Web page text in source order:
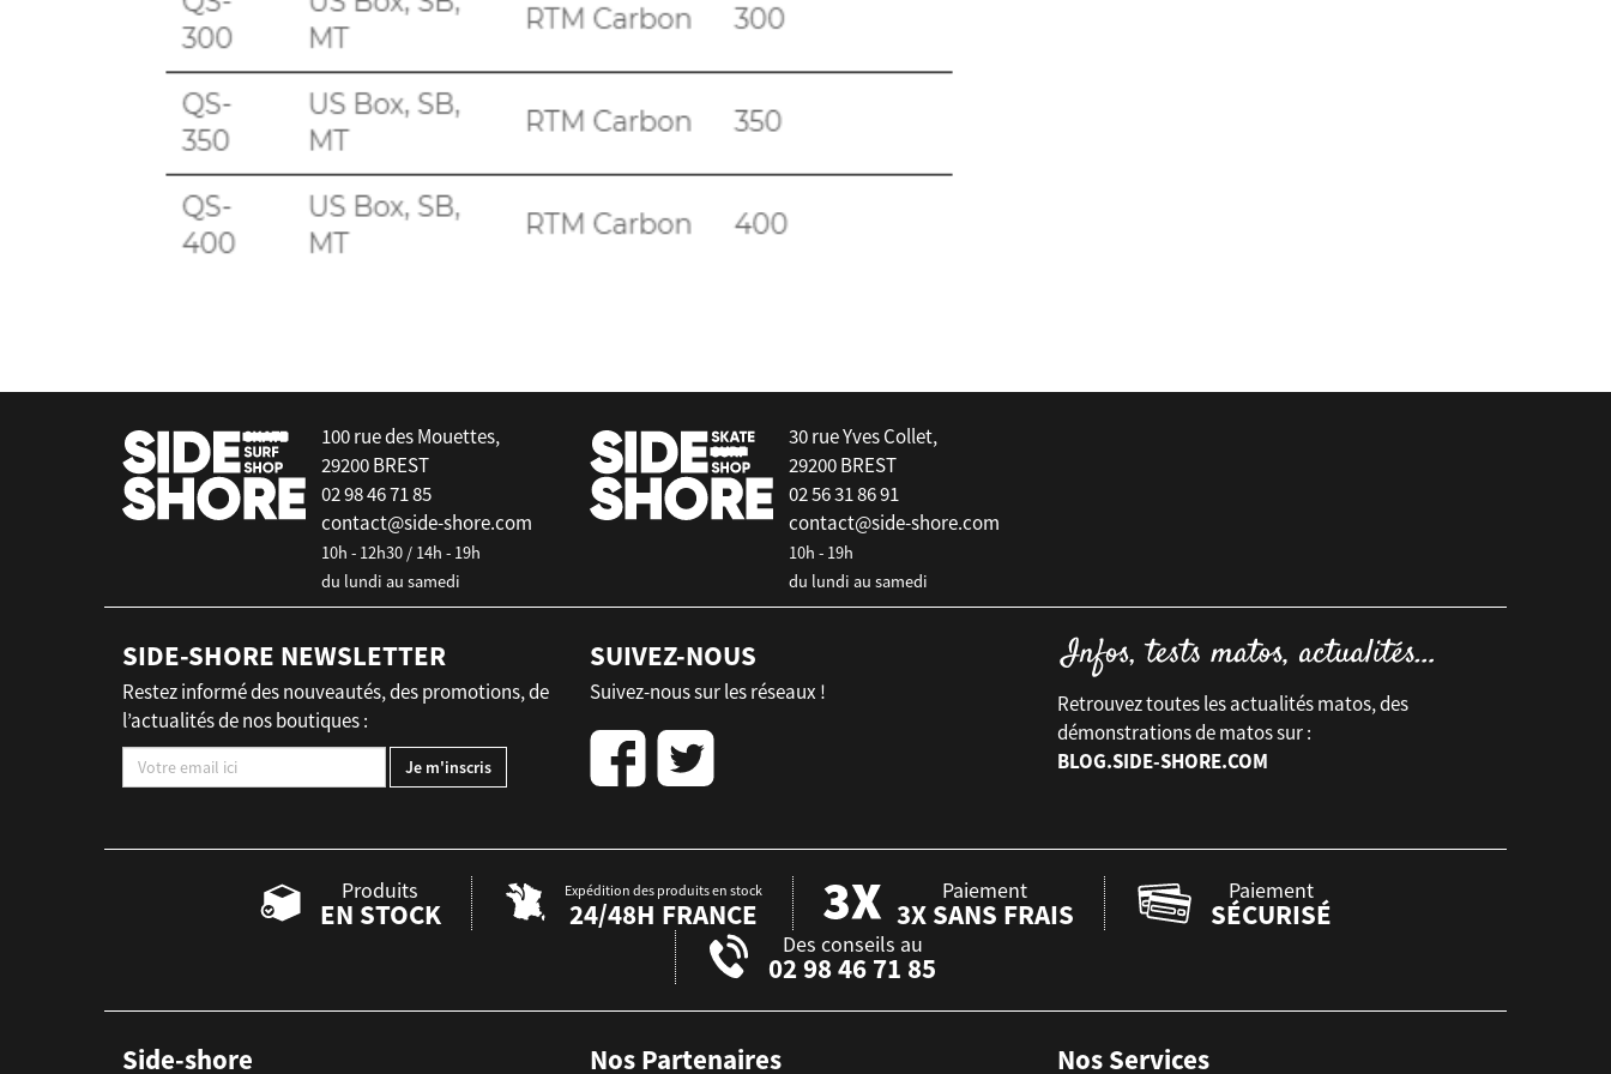
100 rue des Mouettes,
29200 BREST
02 98 46 71 85
contact@side-shore.com
10h - 12h30 / 14h - 19h
du lundi au samedi
30 rue Yves Collet,
29200 BREST
02 56 31 86 91
contact@side-shore.com
10h - 19h
du lundi au samedi
SIDE-SHORE NEWSLETTER
Restez informé des nouveautés, des promotions, de
l’actualités de nos boutiques :
SUIVEZ-NOUS
Suivez-nous sur les réseaux !
Retrouvez toutes les actualités matos, des
démonstrations de matos sur :
BLOG.SIDE-SHORE.COM
Produits
EN STOCK
Expédition des produits en stock
24/48H FRANCE
Paiement
3X SANS FRAIS
Paiement
SÉCURISÉ
Des conseils au
02 98 46 71 85
Side-shore Nos Partenaires Nos Services